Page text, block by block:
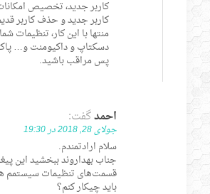
کاربر جدید، تخصیص
کاربر جدید و حذف کاربر
منتها با این کار، تنظیمات
دسکتاپ و داکیومنت و…
پس مراقب باشید.
احمدگفت:
جولای 28, 2018 در 19:30
سلام ارادتمندم.
جناب بهداروند ببخشید این
قسمت‌های تنظیمات
باید چیکار کنم؟